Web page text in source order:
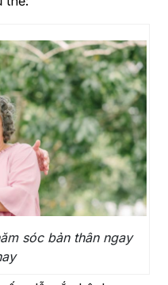
sóc bản thân ngay